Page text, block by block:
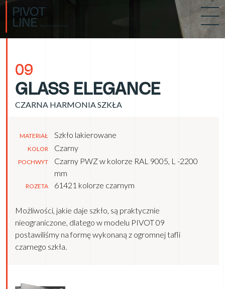
09
GLASS ELEGANCE
CZARNA HARMONIA SZKŁA
MATERIAŁ Szkło lakierowane
KOLOR Czarny
POCHWYT
Czarny PWZ w kolorze RAL 9005, L -2200
mm
ROZETA 61421 kolorze czarnym
Możliwości, jakie daje szkło, są praktycznie
nieograniczone, dlatego w modelu PIVOT 09
postawiliśmy na formę wykonaną z ogromnej tafli
czarnego szkła.